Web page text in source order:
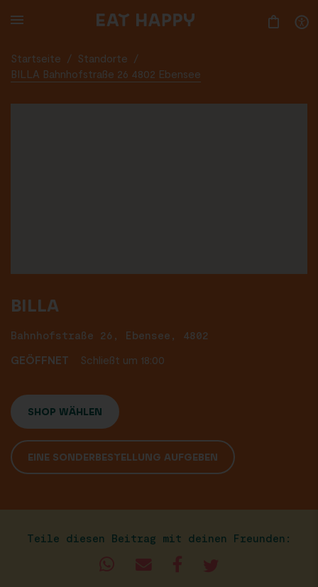
TO
Startseite / Standorte
/
BILLA Bahnhofstraße 26 4802 Ebensee
BILLA
Bahnhofstraße 26, Ebensee, 4802
GEÖFFNET
Schließt um 18:00
SHOP WÄHLEN
EINE SONDERBESTELLUNG AUFGEBEN
Teile diesen Beitrag mit deinen Freunden: